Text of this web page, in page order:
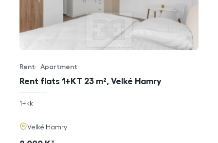
Rent flats 1+KT 23 m², Velké Hamry
Offer type
Rent
Property type
Apartment
rozměry
1+kk
adresa
Velké Hamry